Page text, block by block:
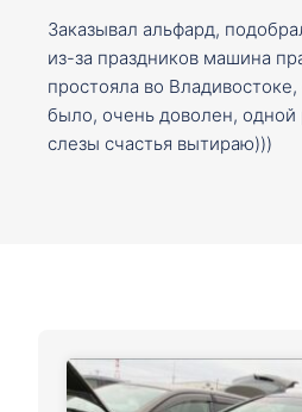
Заказывал альфард,
из-за праздников машина
простояла во
было, очень доволен, одной
слезы счастья вытираю)))